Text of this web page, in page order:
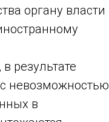
органу власти
результате
невозможностью
в